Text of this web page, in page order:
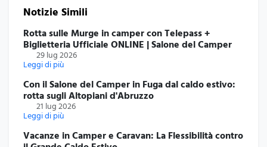
Notizie Simili
Rotta sulle Murge in camper con Telepass +
Biglietteria Ufficiale ONLINE | Salone del Camper
29 lug 2026
Leggi di più
Con il Salone del Camper in Fuga dal caldo estivo:
rotta sugli Altopiani d'Abruzzo
21 lug 2026
Leggi di più
Vacanze in Camper e Caravan: La Flessibilità contro